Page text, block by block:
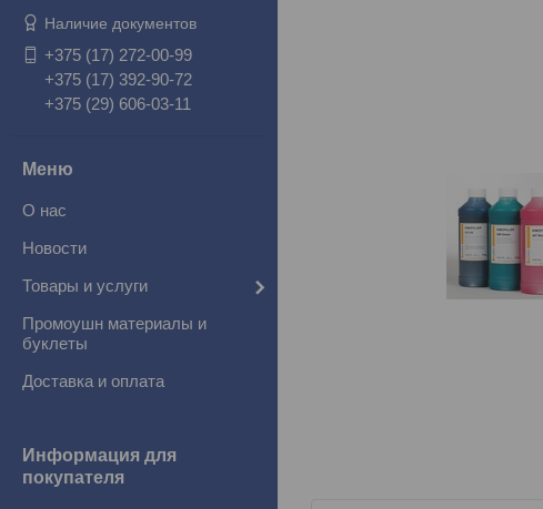
Наличие документов
+375 (17) 272-00-99
+375 (17) 392-90-72
+375 (29) 606-03-11
О нас
Новости
Товары и услуги
Промоушн материалы и
буклеты
Доставка и оплата
Информация для
покупателя